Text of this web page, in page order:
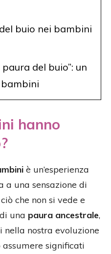
buio nei bambini
del buio”: un
hanno
è un’esperienza
a una sensazione di
che non si vede e
una paura ancestrale,
nella nostra evoluzione
significati